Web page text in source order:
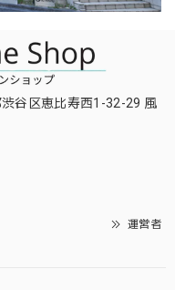
谷区恵比寿西1-32-29 風
運営者